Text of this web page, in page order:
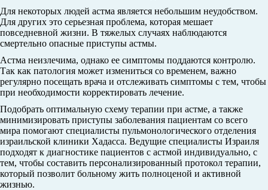
Для некоторых людей астма является небольшим неудобством.
Для других это серьезная проблема, которая мешает
повседневной жизни. В тяжелых случаях наблюдаются
смертельно опасные приступы астмы.
Астма неизлечима, однако ее симптомы поддаются контролю.
Так как патология может измениться со временем, важно
регулярно посещать врача и отслеживать симптомы с тем, чтобы
при необходимости корректировать лечение.
Подобрать оптимальную схему терапии при астме, а также
минимизировать приступы заболевания пациентам со всего
мира помогают специалисты пульмонологического отделения
израильской клиники Хадасса. Ведущие специалисты Израиля
подходят к диагностике пациентов с астмой индивидуально, с
тем, чтобы составить персонализированный протокол терапии,
который позволит больному жить полноценой и активной
жизнью.